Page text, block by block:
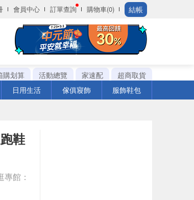
會員中心 訂單查詢 購物車(0) 結帳
購划算 活動總覽 家速配
超商取貨
日用生活 傢俱寢飾 服飾鞋包
鞋
館：